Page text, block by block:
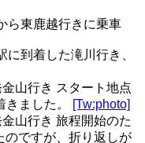
ら東鹿越行きに乗車
に到着した滝川行き、
山行き スタート地点
きました。
[Tw:photo]
山行き 旅程開始のた
のですが、折り返しが